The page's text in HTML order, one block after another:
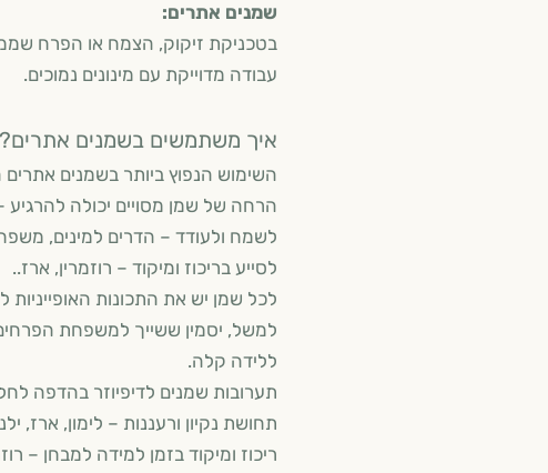
שמנים אתרים:
בטכניקת זיקוק, הצמח או הפרח
עבודה מדוייקת עם מינונים נמוכים.
איך משתמשים בשמנים אתרים?
השימוש הנפוץ ביותר בשמנים אתרים
הרחה של שמן מסויים יכולה להרגיע
לשמח ולעודד – הדרים למינים,
לסייע בריכוז ומיקוד – רוזמרין, ארז..
לכל שמן יש את התכונות
למשל, יסמין ששייך למשפחת
ללידה קלה.
תערובות שמנים לדיפיוזר בהדפה
תחושת נקיון ורעננות – לימון, ארז,
ריכוז ומיקוד בזמן למידה למבחן –